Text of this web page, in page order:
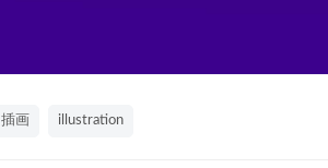
插画 illustration